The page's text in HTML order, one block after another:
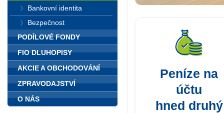
Získejte za
platební terminál
pro svůj e-shop.
Mám zájem
Peníze na
účtu
hned druhý
Bankovní identita
Bezpečnost
PODÍLOVÉ FONDY
FIO DLUHOPISY
AKCIE A OBCHODOVÁNÍ
ZPRAVODAJSTVÍ
O NÁS